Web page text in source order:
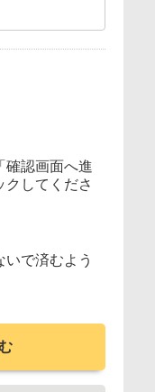
認画面へ進
クしてくださ
で済むよう